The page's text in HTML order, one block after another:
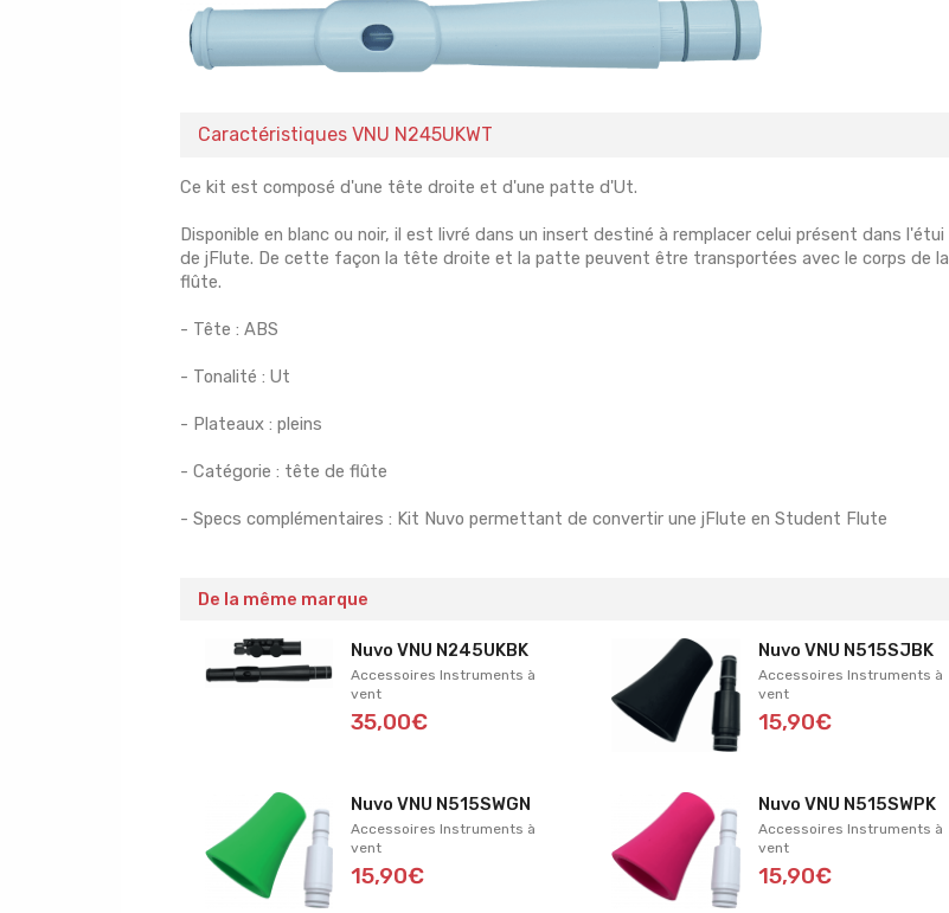
Caractéristiques VNU N245UKWT
Ce kit est composé d'une tête droite et d'une patte d'Ut.
Disponible en blanc ou noir, il est livré dans un insert destiné à remplacer celui présent dans l'étui
de jFlute. De cette façon la tête droite et la patte peuvent être transportées avec le corps de la
flûte.
- Tête : ABS
- Tonalité : Ut
- Plateaux : pleins
- Catégorie : tête de flûte
- Specs complémentaires : Kit Nuvo permettant de convertir une jFlute en Student Flute
De la même marque
Nuvo VNU N245UKBK
Accessoires Instruments à
vent
35,00€
Nuvo VNU N515SJBK
Accessoires Instruments à
vent
15,90€
Nuvo VNU N515SWGN
Accessoires Instruments à
vent
15,90€
Nuvo VNU N515SWPK
Accessoires Instruments à
vent
15,90€